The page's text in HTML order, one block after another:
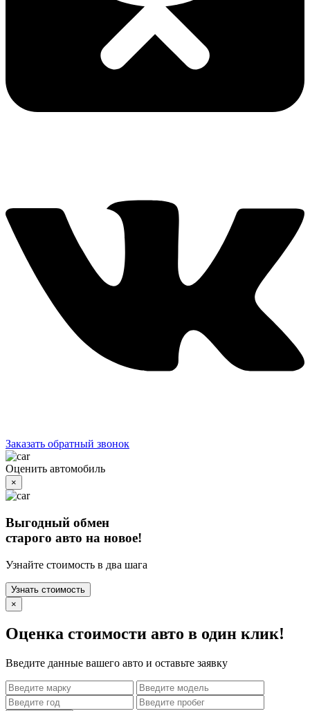
Заказать обратный звонок
Оценить автомобиль
×
Выгодный обмен
старого авто на новое!
Узнайте стоимость в два шага
Узнать стоимость
×
Оценка стоимости авто в один клик!
Введите данные вашего авто и оставьте заявку